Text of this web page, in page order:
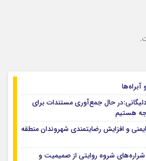
حال جمع‌آوری مستندات برای
هستیم
و افزایش رضایتمندی شهروندان منطقه
شروه روایتی از صمیمیت و